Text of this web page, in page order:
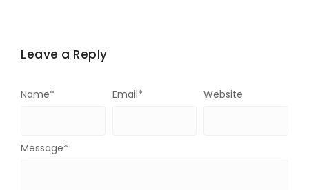
Leave a Reply
Message*
Name* Email* Website